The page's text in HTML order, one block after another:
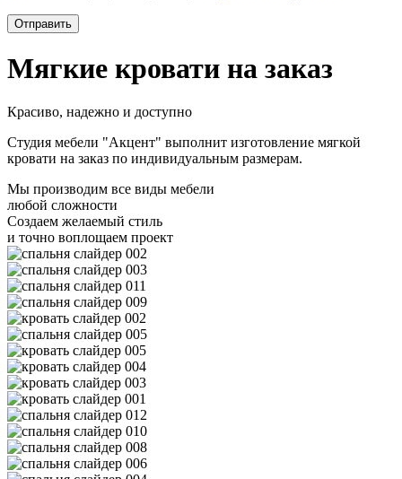
Мягкие кровати на заказ
Красиво, надежно и доступно
Студия мебели "Акцент" выполнит изготовление мягкой
кровати на заказ по индивидуальным размерам.
Мы производим все виды мебели
любой сложности
Создаем желаемый стиль
и точно воплощаем проект